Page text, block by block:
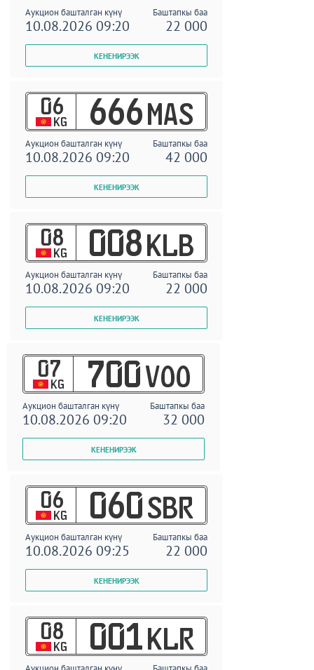
Аукцион башталган күнү Баштапкы баа
10.08.2026 09:20 22 000
06
KG 666 MAS
Аукцион башталган күнү Баштапкы баа
10.08.2026 09:20 42 000
08
KG 008 KLB
Аукцион башталган күнү Баштапкы баа
10.08.2026 09:20 22 000
07
KG 700 VOO
Аукцион башталган күнү Баштапкы баа
10.08.2026 09:20 32 000
06
KG 060 SBR
Аукцион башталган күнү Баштапкы баа
10.08.2026 09:25 22 000
08
KG 001 KLR